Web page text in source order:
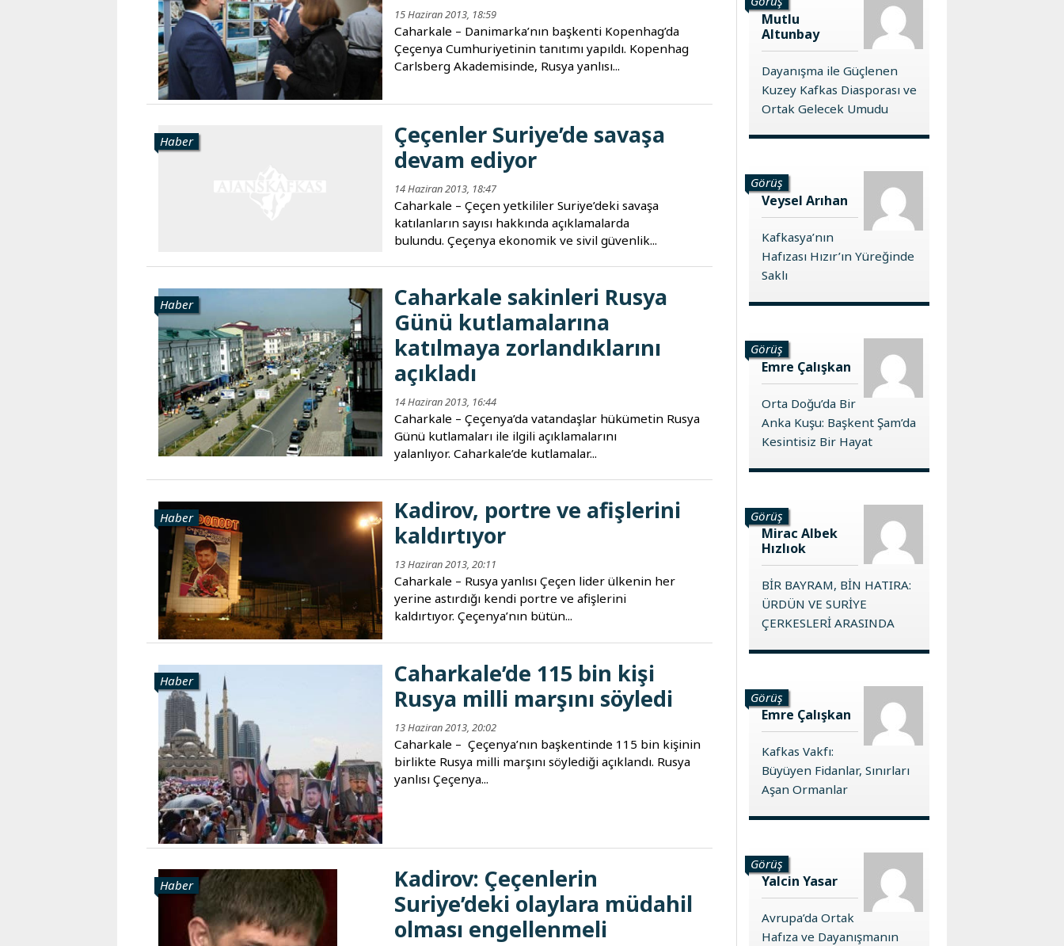
Karaçay-
Çerkes
Krasnodar
Kuzey
15 Haziran 2013, 18:59
Caharkale – Danimarka’nın başkenti Kopenhag’da
Çeçenya Cumhuriyetinin tanıtımı yapıldı. Kopenhag
Carlsberg Akademisinde, Rusya yanlısı...
Haber
Çeçenler Suriye’de savaşa
devam ediyor
14 Haziran 2013, 18:47
Caharkale – Çeçen yetkililer Suriye’deki savaşa
katılanların sayısı hakkında açıklamalarda
bulundu. Çeçenya ekonomik ve sivil güvenlik...
Haber
Caharkale sakinleri Rusya
Günü kutlamalarına
katılmaya zorlandıklarını
açıkladı
14 Haziran 2013, 16:44
Caharkale – Çeçenya’da vatandaşlar hükümetin Rusya
Günü kutlamaları ile ilgili açıklamalarını
yalanlıyor. Caharkale’de kutlamalar...
Haber
Kadirov, portre ve afişlerini
kaldırtıyor
13 Haziran 2013, 20:11
Caharkale – Rusya yanlısı Çeçen lider ülkenin her
yerine astırdığı kendi portre ve afişlerini
kaldırtıyor. Çeçenya’nın bütün...
Haber
Caharkale’de 115 bin kişi
Rusya milli marşını söyledi
13 Haziran 2013, 20:02
Caharkale – Çeçenya’nın başkentinde 115 bin kişinin
birlikte Rusya milli marşını söylediği açıklandı. Rusya
yanlısı Çeçenya...
Haber
Kadirov: Çeçenlerin
Suriye’deki olaylara müdahil
olması engellenmeli
Mutlu
Altunbay
Dayanışma ile Güçlenen
Kuzey Kafkas Diasporası ve
Ortak Gelecek Umudu
Görüş
Veysel Arıhan
Kafkasya’nın
Hafızası Hızır’ın Yüreğinde
Saklı
Görüş
Emre Çalışkan
Orta Doğu’da Bir
Anka Kuşu: Başkent Şam’da
Kesintisiz Bir Hayat
Görüş
Mirac Albek
Hızlıok
BİR BAYRAM, BİN HATIRA:
ÜRDÜN VE SURİYE
ÇERKESLERİ ARASINDA
Görüş
Emre Çalışkan
Kafkas Vakfı:
Büyüyen Fidanlar, Sınırları
Aşan Ormanlar
Görüş
Yalcin Yasar
Avrupa’da Ortak
Hafıza ve Dayanışmanın